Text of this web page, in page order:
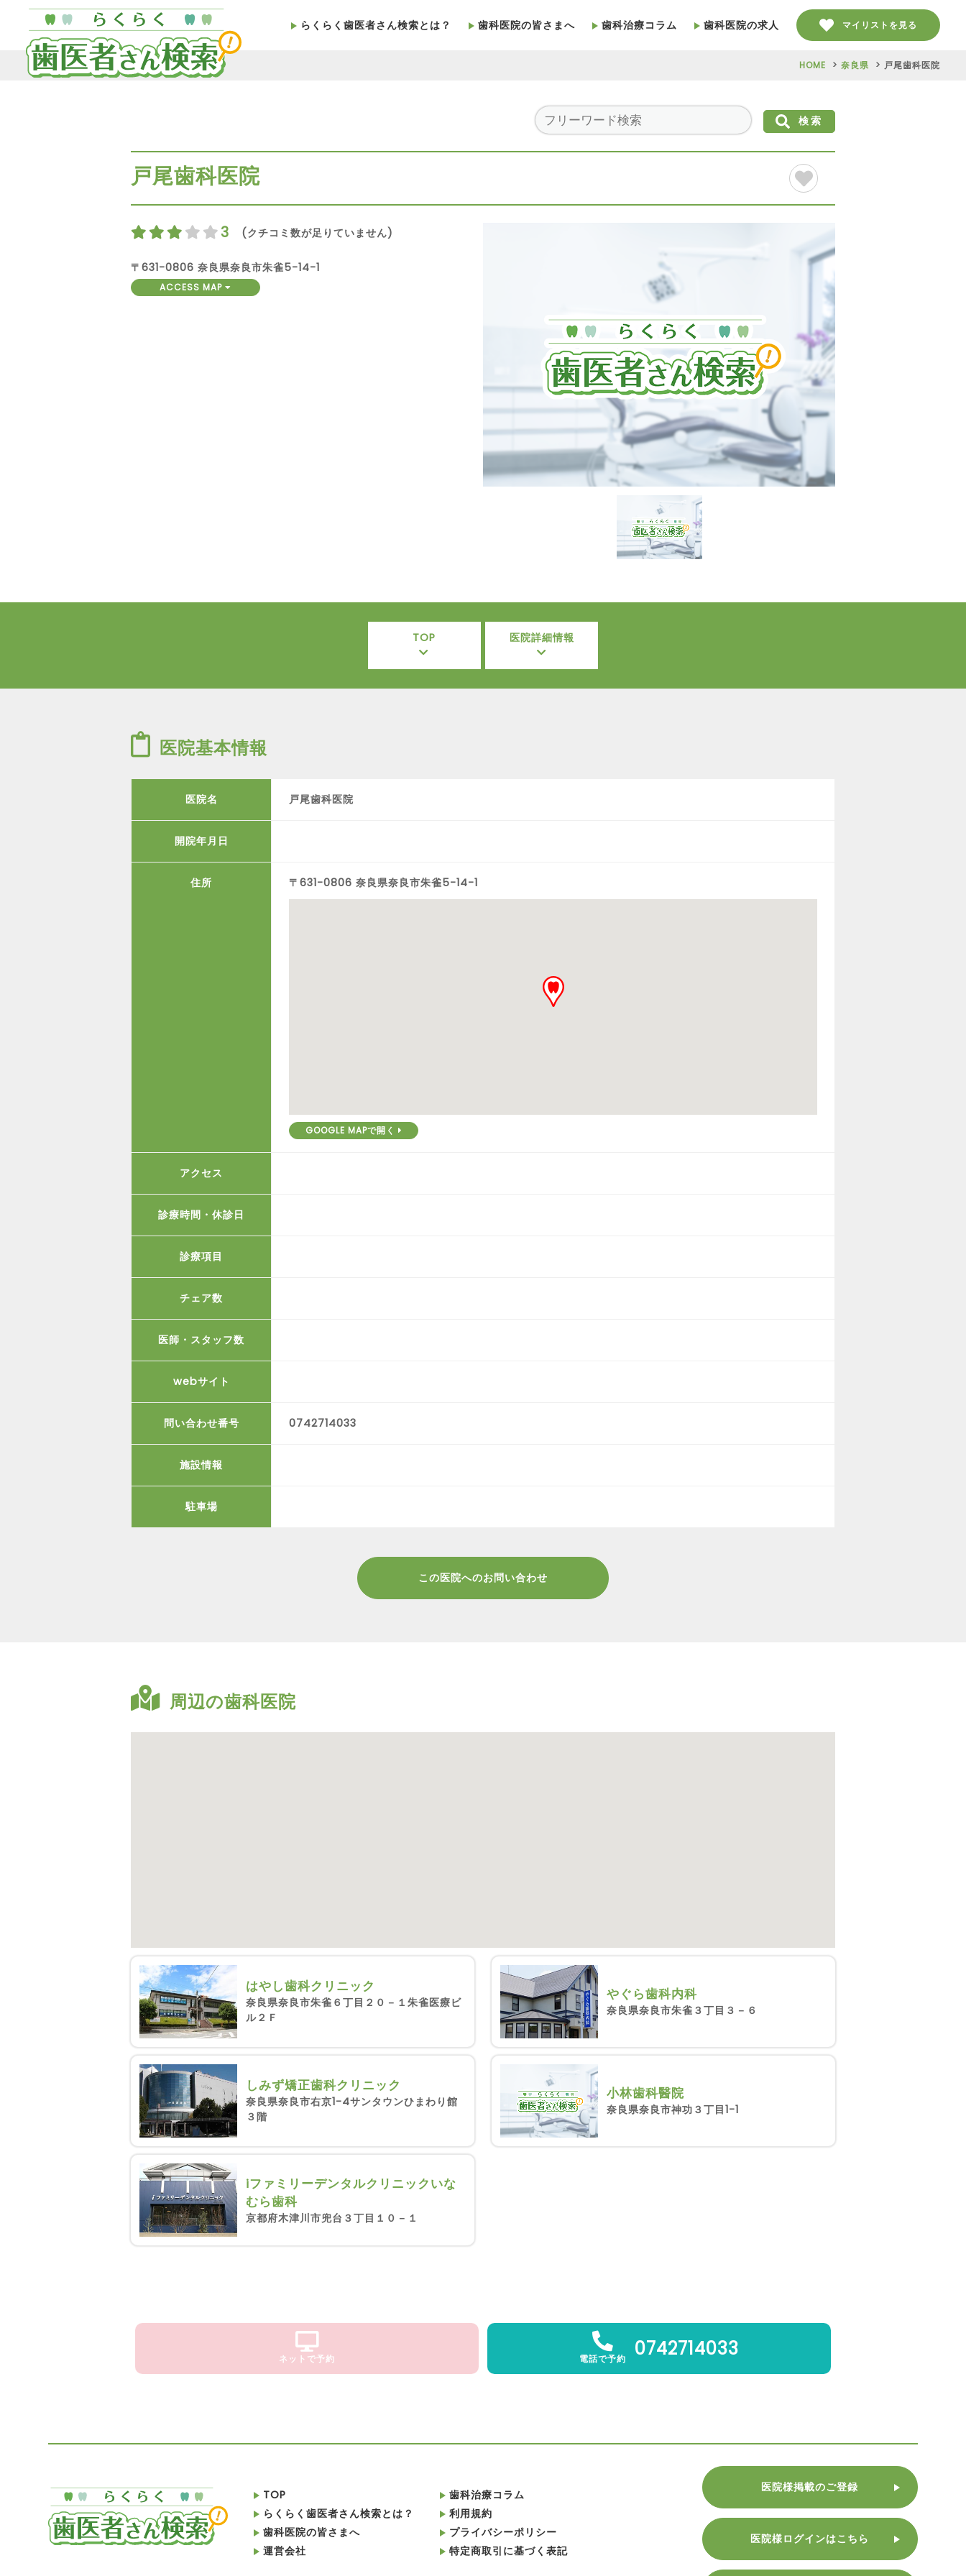
らくらく歯医者さん検索とは？ 歯科医院の皆さまへ 歯科治療コラム 歯科医院の求人 マイリストを見る
HOME 奈良県 戸尾歯科医院
検索
戸尾歯科医院
3 (クチコミ数が足りていません)
〒631-0806 奈良県奈良市朱雀5-14-1
ACCESS MAP
TOP 医院詳細情報
医院基本情報
医院名 戸尾歯科医院
開院年月日
住所 〒631-0806 奈良県奈良市朱雀5-14-1
GOOGLE MAPで開く
アクセス
診療時間・休診日
診療項目
チェア数
医師・スタッフ数
webサイト
問い合わせ番号 0742714033
施設情報
駐車場
この医院へのお問い合わせ
周辺の歯科医院
はやし歯科クリニック
奈良県奈良市朱雀６丁目２０－１朱雀医療ビ
ル２Ｆ
しみず矯正歯科クリニック
奈良県奈良市右京1-4サンタウンひまわり館
３階
iファミリーデンタルクリニックいな
むら歯科
京都府木津川市兜台３丁目１０－１
やぐら歯科内科
奈良県奈良市朱雀３丁目３－６
小林歯科醫院
奈良県奈良市神功３丁目1-1
ネットで予約 電話で予約 0742714033
TOP
らくらく歯医者さん検索とは？
歯科医院の皆さまへ
運営会社
歯科治療コラム
利用規約
プライバシーポリシー
特定商取引に基づく表記
医院様掲載のご登録
医院様ログインはこちら